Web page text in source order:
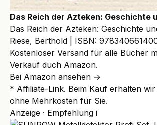
Das Reich der Azteken: Geschichte
Das Reich der Azteken: Geschichte
Riese, Berthold | ISBN:
Kostenloser Versand für alle Bücher
Verkauf duch Amazon.
Bei Amazon ansehen →
* Affiliate-Link. Beim Kauf erhalten
ohne Mehrkosten für Sie.
Anzeige · Empfehlung i